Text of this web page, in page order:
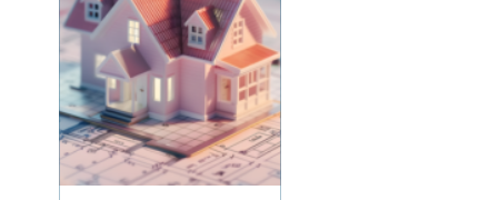
Det handlar lika mycket
om att förstå ...